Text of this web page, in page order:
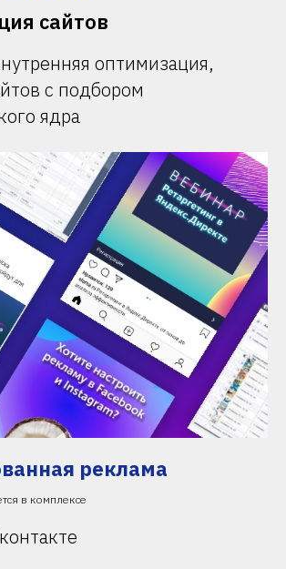
сайтов
оптимизация,
с подбором
ядра
реклама
в комплексе